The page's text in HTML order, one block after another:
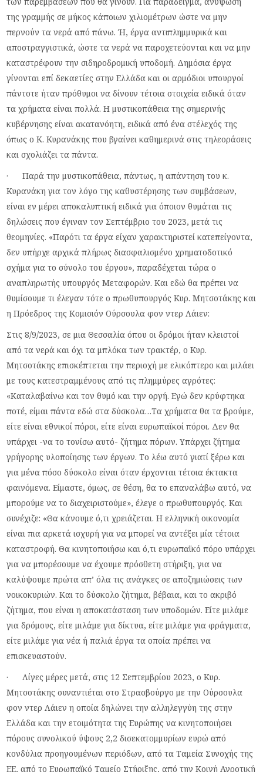
της γραμμής σε μήκος κάποιων χιλιομέτρων ώστε να μην
περνούν τα νερά από πάνω. Ή, έργα αντιπλημμυρικά και
αποστραγγιστικά, ώστε τα νερά να παροχετεύονται και να μην
καταστρέφουν την σιδηροδρομική υποδομή. Δημόσια έργα
γίνονται επί δεκαετίες στην Ελλάδα και οι αρμόδιοι υπουργοί
πάντοτε ήταν πρόθυμοι να δίνουν τέτοια στοιχεία ειδικά όταν
τα χρήματα είναι πολλά. Η μυστικοπάθεια της σημερινής
κυβέρνησης είναι ακατανόητη, ειδικά από ένα στέλεχός της
όπως ο Κ. Κυρανάκης που βγαίνει καθημερινά στις τηλεοράσεις
και σχολιάζει τα πάντα.
· Παρά την μυστικοπάθεια, πάντως, η απάντηση του κ.
Κυρανάκη για τον λόγο της καθυστέρησης των συμβάσεων,
είναι εν μέρει αποκαλυπτική ειδικά για όποιον θυμάται τις
δηλώσεις που έγιναν τον Σεπτέμβριο του 2023, μετά τις
θεομηνίες. «Παρότι τα έργα είχαν χαρακτηριστεί κατεπείγοντα,
δεν υπήρχε αρχικά πλήρως διασφαλισμένο χρηματοδοτικό
σχήμα για το σύνολο του έργου», παραδέχεται τώρα ο
αναπληρωτής υπουργός Μεταφορών. Και εδώ θα πρέπει να
θυμίσουμε τι έλεγαν τότε ο πρωθυπουργός Κυρ. Μητσοτάκης και
η Πρόεδρος της Κομισιόν Ούρσουλα φον ντερ Λάιεν:
Στις 8/9/2023, σε μια Θεσσαλία όπου οι δρόμοι ήταν κλειστοί
από τα νερά και όχι τα μπλόκα των τρακτέρ, ο Κυρ.
Μητσοτάκης επισκέπτεται την περιοχή με ελικόπτερο και μιλάει
με τους κατεστραμμένους από τις πλημμύρες αγρότες:
«Καταλαβαίνω και τον θυμό και την οργή. Εγώ δεν κρύφτηκα
ποτέ, είμαι πάντα εδώ στα δύσκολα…Τα χρήματα θα τα βρούμε,
είτε είναι εθνικοί πόροι, είτε είναι ευρωπαϊκοί πόροι. Δεν θα
υπάρχει -να το τονίσω αυτό- ζήτημα πόρων. Υπάρχει ζήτημα
γρήγορης υλοποίησης των έργων. Το λέω αυτό γιατί ξέρω και
για μένα πόσο δύσκολο είναι όταν έρχονται τέτοια έκτακτα
φαινόμενα. Είμαστε, όμως, σε θέση, θα το επαναλάβω αυτό, να
μπορούμε να το διαχειριστούμε», έλεγε ο πρωθυπουργός. Και
συνέχιζε: «Θα κάνουμε ό,τι χρειάζεται. Η ελληνική οικονομία
είναι πια αρκετά ισχυρή για να μπορεί να αντέξει μία τέτοια
καταστροφή. Θα κινητοποιήσω και ό,τι ευρωπαϊκό πόρο υπάρχει
για να μπορέσουμε να έχουμε πρόσθετη στήριξη, για να
καλύψουμε πρώτα απ’ όλα τις ανάγκες σε αποζημιώσεις των
νοικοκυριών. Και το δύσκολο ζήτημα, βέβαια, και το ακριβό
ζήτημα, που είναι η αποκατάσταση των υποδομών. Είτε μιλάμε
για δρόμους, είτε μιλάμε για δίκτυα, είτε μιλάμε για φράγματα,
είτε μιλάμε για νέα ή παλιά έργα τα οποία πρέπει να
επισκευαστούν.
· Λίγες μέρες μετά, στις 12 Σεπτεμβρίου 2023, ο Κυρ.
Μητσοτάκης συναντιέται στο Στρασβούργο με την Ούρσουλα
φον ντερ Λάιεν η οποία δηλώνει την αλληλεγγύη της στην
Ελλάδα και την ετοιμότητα της Ευρώπης να κινητοποιήσει
πόρους συνολικού ύψους 2,2 δισεκατομμυρίων ευρώ από
κονδύλια προηγουμένων περιόδων, από τα Ταμεία Συνοχής της
ΕΕ, από το Ευρωπαϊκό Ταμείο Στήριξης, από την Κοινή Αγροτική